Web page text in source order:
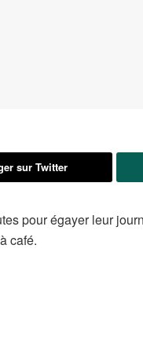
sur Twitter
pour égayer leur
café.